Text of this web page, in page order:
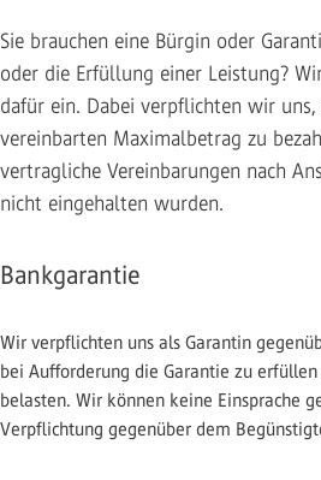
Sie brauchen eine Bürgin oder
oder die Erfüllung einer Leistung?
dafür ein. Dabei verpflichten wir uns,
vereinbarten Maximalbetrag zu
vertragliche Vereinbarungen nach
nicht eingehalten wurden.
Bankgarantie
Wir verpflichten uns als Garantin
bei Aufforderung die Garantie zu
belasten. Wir können keine Einsprache
Verpflichtung gegenüber dem